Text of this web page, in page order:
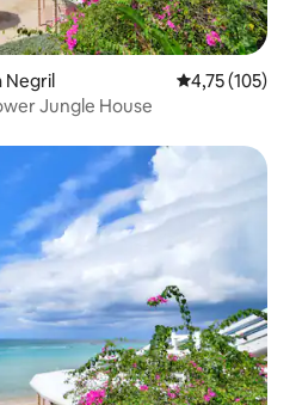
4,75 (105)
Jungle House